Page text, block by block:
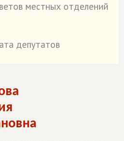
местных отделений
депутатов